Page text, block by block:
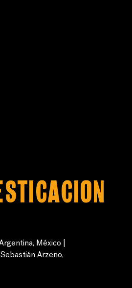
México |
Arzeno,